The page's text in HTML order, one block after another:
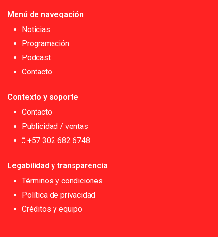
Menú de navegación
Noticias
Programación
Podcast
Contacto
Contexto y soporte
Contacto
Publicidad / ventas
+57 302 682 6748
Legabilidad y transparencia
Términos y condiciones
Política de privacidad
Créditos y equipo